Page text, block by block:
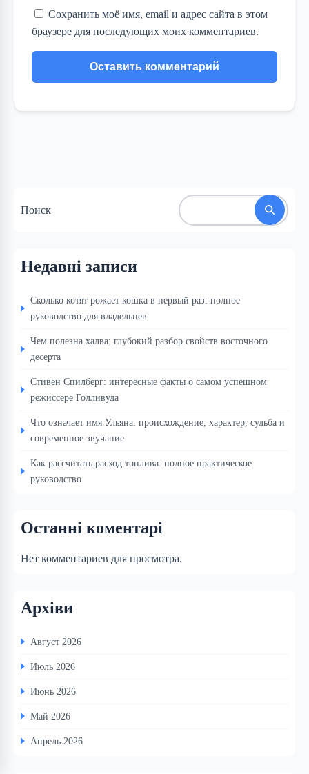
Сохранить моё имя, email и адрес сайта в этом
браузере для последующих моих комментариев.
Поиск
Недавні записи
Сколько котят рожает кошка в первый раз: полное
руководство для владельцев
Чем полезна халва: глубокий разбор свойств восточного
десерта
Стивен Спилберг: интересные факты о самом успешном
режиссере Голливуда
Что означает имя Ульяна: происхождение, характер, судьба и
современное звучание
Как рассчитать расход топлива: полное практическое
руководство
Останні коментарі
Нет комментариев для просмотра.
Архіви
Август 2026
Июль 2026
Июнь 2026
Май 2026
Апрель 2026